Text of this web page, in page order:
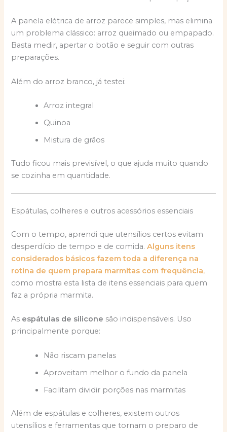
A panela elétrica de arroz parece simples, mas elimina
um problema clássico: arroz queimado ou empapado.
Basta medir, apertar o botão e seguir com outras
preparações.
Além do arroz branco, já testei:
Arroz integral
Quinoa
Mistura de grãos
Tudo ficou mais previsível, o que ajuda muito quando
se cozinha em quantidade.
Espátulas, colheres e outros acessórios essenciais
Com o tempo, aprendi que utensílios certos evitam
desperdício de tempo e de comida. Alguns itens
considerados básicos fazem toda a diferença na
rotina de quem prepara marmitas com frequência,
como mostra esta lista de itens essenciais para quem
faz a própria marmita.
As espátulas de silicone são indispensáveis. Uso
principalmente porque:
Não riscam panelas
Aproveitam melhor o fundo da panela
Facilitam dividir porções nas marmitas
Além de espátulas e colheres, existem outros
utensílios e ferramentas que tornam o preparo de